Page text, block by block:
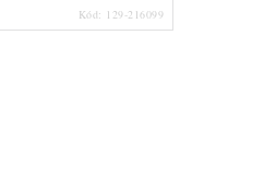
Kód: 129-216099